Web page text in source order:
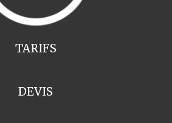
TARIFS
DEVIS